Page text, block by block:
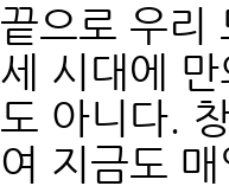
끝으로 우리
세 시대에
도 아니다.
여 지금도